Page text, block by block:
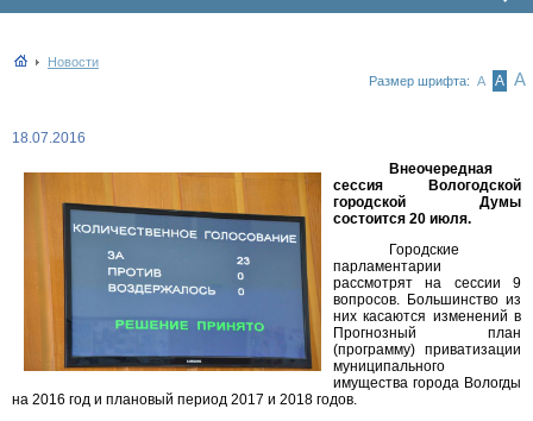
Новости
Размер шрифта: А А А
18.07.2016
Внеочередная
сессия Вологодской
городской Думы
состоится 20 июля.
Городские
парламентарии
рассмотрят на сессии 9
вопросов. Большинство из
них касаются изменений в
Прогнозный план
(программу) приватизации
муниципального
имущества города Вологды
на 2016 год и плановый период 2017 и 2018 годов.